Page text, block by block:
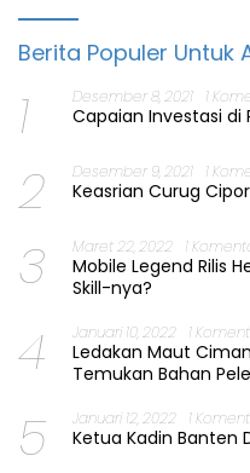
Berita Populer Untuk
1 Desember 8, 2021 1
Capaian Investasi di
2 Desember 9, 2021 1
Keasrian Curug
3 Maret 22, 2022 1
Mobile Legend Rilis
Skill-nya?
4 Januari 10, 2022 1
Ledakan Maut
Temukan Bahan
5 Januari 12, 2022 1
Ketua Kadin Banten